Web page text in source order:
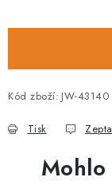
Kód zboží: JW-43140
Tisk